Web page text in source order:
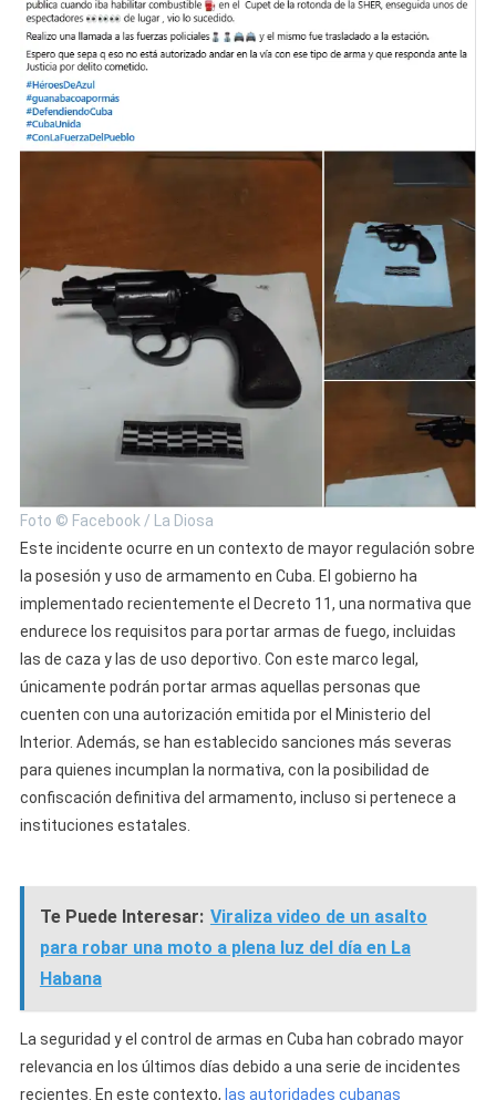
Foto © Facebook / La Diosa
Este incidente ocurre en un contexto de mayor regulación sobre
la posesión y uso de armamento en Cuba. El gobierno ha
implementado recientemente el Decreto 11, una normativa que
endurece los requisitos para portar armas de fuego, incluidas
las de caza y las de uso deportivo. Con este marco legal,
únicamente podrán portar armas aquellas personas que
cuenten con una autorización emitida por el Ministerio del
Interior. Además, se han establecido sanciones más severas
para quienes incumplan la normativa, con la posibilidad de
confiscación definitiva del armamento, incluso si pertenece a
instituciones estatales.
Te Puede Interesar: Viraliza video de un asalto
para robar una moto a plena luz del día en La
Habana
La seguridad y el control de armas en Cuba han cobrado mayor
relevancia en los últimos días debido a una serie de incidentes
recientes. En este contexto, las autoridades cubanas